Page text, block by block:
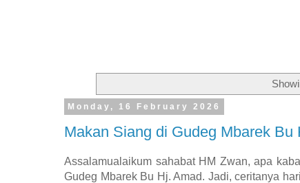
Monday, 16 February 2026
Makan Siang di Gudeg Mbarek Bu
Assalamualaikum sahabat HM Zwan, apa
Gudeg Mbarek Bu Hj. Amad. Jadi, ceritanya